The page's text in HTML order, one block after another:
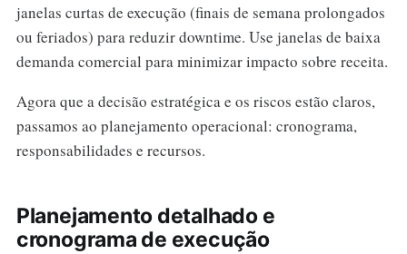
janelas curtas de execução (finais de semana prolongados
ou feriados) para reduzir downtime. Use janelas de baixa
demanda comercial para minimizar impacto sobre receita.
Agora que a decisão estratégica e os riscos estão claros,
passamos ao planejamento operacional: cronograma,
responsabilidades e recursos.
Planejamento detalhado e
cronograma de execução